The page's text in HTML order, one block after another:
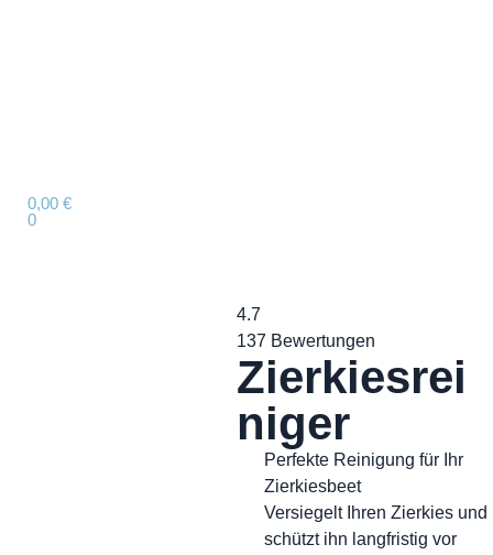
0,00 €
0
4.7
137 Bewertungen
Zierkiesrei
niger
Perfekte Reinigung für Ihr
Zierkiesbeet
Versiegelt Ihren Zierkies und
schützt ihn langfristig vor